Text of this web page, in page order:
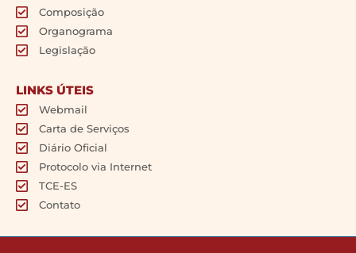
Composição
Organograma
Legislação
LINKS ÚTEIS
Webmail
Carta de Serviços
Diário Oficial
Protocolo via Internet
TCE-ES
Contato